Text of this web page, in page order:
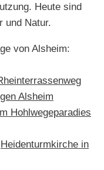
Heute sind
und Natur.
von Alsheim:
Alsheim
Hohlwegeparadies
Heidenturmkirche in